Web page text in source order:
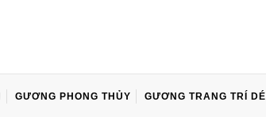
GƯƠNG PHONG THỦY GƯƠNG TRANG TRÍ